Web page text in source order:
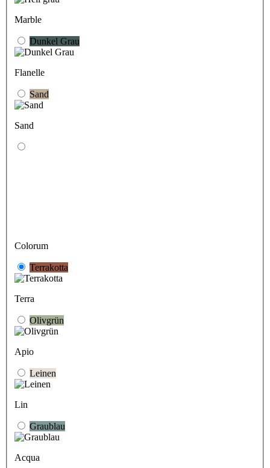
Marble
Dunkel Grau
Flanelle
Sand
Sand
Colorum
Terrakotta
Terra
Olivgrün
Apio
Leinen
Lin
Graublau
Acqua